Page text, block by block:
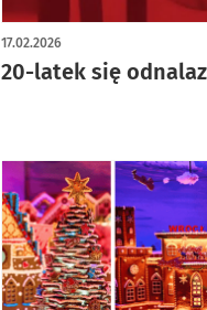
20-latek się
17.02.2026